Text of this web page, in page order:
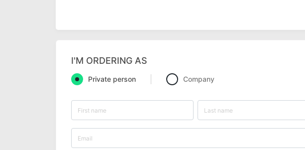
I'M ORDERING AS
Private person Company